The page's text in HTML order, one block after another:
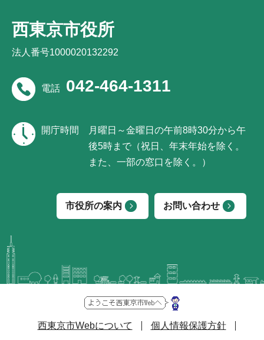
西東京市役所
法人番号1000020132292
電話 042-464-1311
開庁時間
月曜日～金曜日の午前8時30分から午
後5時まで（祝日、年末年始を除く。
また、一部の窓口を除く。）
市役所の案内 お問い合わせ
西東京市Webについて 個人情報保護方針